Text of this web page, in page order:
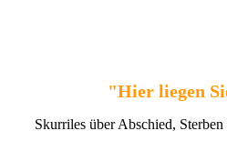
"Hier liegen
Skurriles über Abschied,